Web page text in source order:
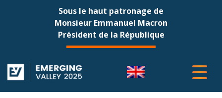
Sous le haut patronage de
Monsieur Emmanuel Macron
Président de la République